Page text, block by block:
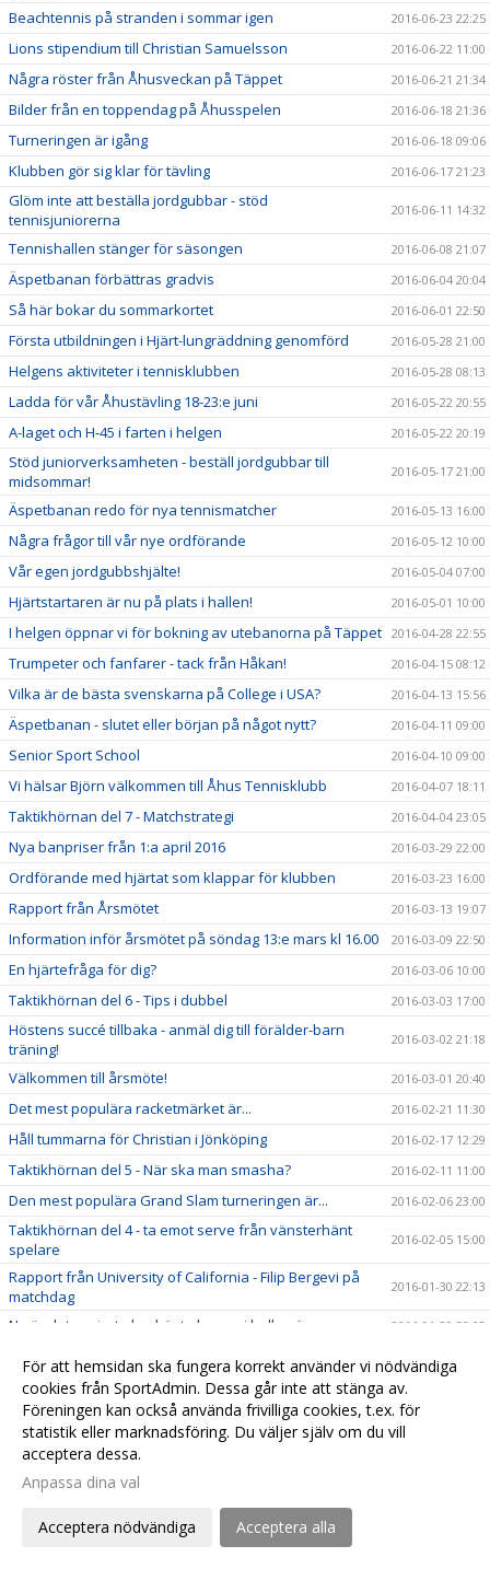
Beachtennis på stranden i sommar igen 2016-06-23 22:25
Lions stipendium till Christian Samuelsson 2016-06-22 11:00
Några röster från Åhusveckan på Täppet 2016-06-21 21:34
Bilder från en toppendag på Åhusspelen 2016-06-18 21:36
Turneringen är igång 2016-06-18 09:06
Klubben gör sig klar för tävling 2016-06-17 21:23
Glöm inte att beställa jordgubbar - stöd
tennisjuniorerna
2016-06-11 14:32
Tennishallen stänger för säsongen 2016-06-08 21:07
Äspetbanan förbättras gradvis 2016-06-04 20:04
Så här bokar du sommarkortet 2016-06-01 22:50
Första utbildningen i Hjärt-lungräddning genomförd 2016-05-28 21:00
Helgens aktiviteter i tennisklubben 2016-05-28 08:13
Ladda för vår Åhustävling 18-23:e juni 2016-05-22 20:55
A-laget och H-45 i farten i helgen 2016-05-22 20:19
Stöd juniorverksamheten - beställ jordgubbar till
midsommar!
2016-05-17 21:00
Äspetbanan redo för nya tennismatcher 2016-05-13 16:00
Några frågor till vår nye ordförande 2016-05-12 10:00
Vår egen jordgubbshjälte! 2016-05-04 07:00
Hjärtstartaren är nu på plats i hallen! 2016-05-01 10:00
I helgen öppnar vi för bokning av utebanorna på Täppet 2016-04-28 22:55
Trumpeter och fanfarer - tack från Håkan! 2016-04-15 08:12
Vilka är de bästa svenskarna på College i USA? 2016-04-13 15:56
Äspetbanan - slutet eller början på något nytt? 2016-04-11 09:00
Senior Sport School 2016-04-10 09:00
Vi hälsar Björn välkommen till Åhus Tennisklubb 2016-04-07 18:11
Taktikhörnan del 7 - Matchstrategi 2016-04-04 23:05
Nya banpriser från 1:a april 2016 2016-03-29 22:00
Ordförande med hjärtat som klappar för klubben 2016-03-23 16:00
Rapport från Årsmötet 2016-03-13 19:07
Information inför årsmötet på söndag 13:e mars kl 16.00 2016-03-09 22:50
En hjärtefråga för dig? 2016-03-06 10:00
Taktikhörnan del 6 - Tips i dubbel 2016-03-03 17:00
Höstens succé tillbaka - anmäl dig till förälder-barn
träning!
2016-03-02 21:18
Välkommen till årsmöte! 2016-03-01 20:40
Det mest populära racketmärket är... 2016-02-21 11:30
Håll tummarna för Christian i Jönköping 2016-02-17 12:29
Taktikhörnan del 5 - När ska man smasha? 2016-02-11 11:00
Den mest populära Grand Slam turneringen är... 2016-02-06 23:00
Taktikhörnan del 4 - ta emot serve från vänsterhänt
spelare
2016-02-05 15:00
Rapport från University of California - Filip Bergevi på
matchdag
2016-01-30 22:13
Nu är det avgjort, den bästa banan i hallen är... 2016-01-30 22:02
Var köper man de coolaste och bästa tennisprylarna? 2016-01-28 19:00
Tips om ny tennisblogg från touren - Magnus Norman 2016-01-22 21:50
Taktikhörnan del 3 - Svara på en kort boll 2016-01-22 19:24
Gruppträning i gymmet - anmäl dig nu
Taktikhörnan del 2 - Attack
Ulf Samuelsson - huvudtränare för Åhus Tennisklubb
För att hemsidan ska fungera korrekt använder vi nödvändiga
cookies från SportAdmin. Dessa går inte att stänga av.
Föreningen kan också använda frivilliga cookies, t.ex. för
statistik eller marknadsföring. Du väljer själv om du vill
acceptera dessa.
Anpassa dina val
Acceptera nödvändiga Acceptera alla